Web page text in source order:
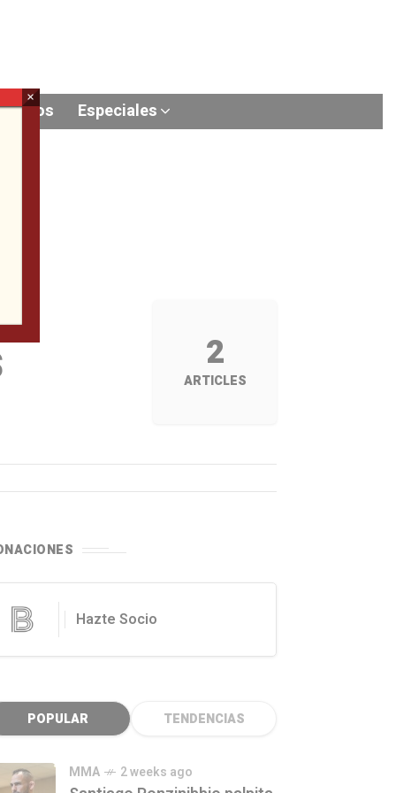
Videos Especiales
2
ARTICLES
Hazte Socio
POPULAR TENDENCIAS
MMA 2 weeks ago
×